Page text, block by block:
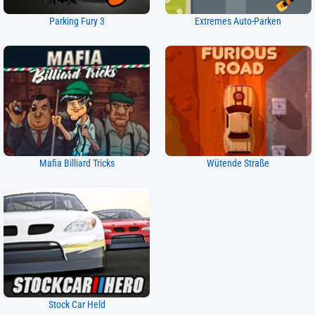
Parking Fury 3 Extremes Auto-Parken
Mafia Billiard Tricks Wütende Straße
Stock Car Held